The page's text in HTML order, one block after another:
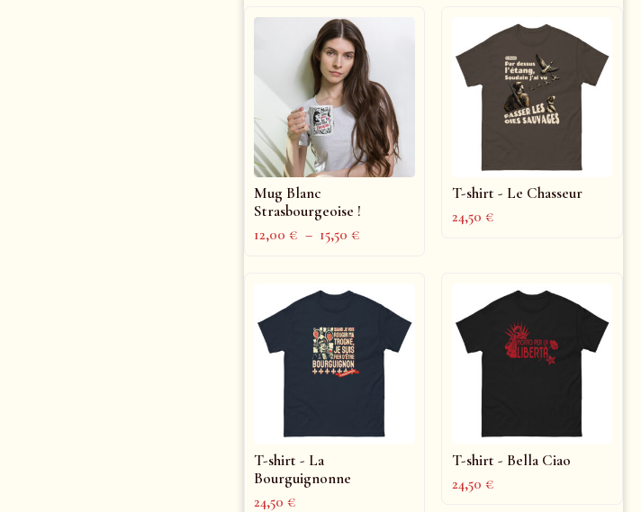
Mug Blanc
Strasbourgeoise !
12,00€ – 15,50€
T-shirt - Le Chasseur
24,50€
T-shirt - La
Bourguignonne
24,50€
T-shirt - Bella Ciao
24,50€